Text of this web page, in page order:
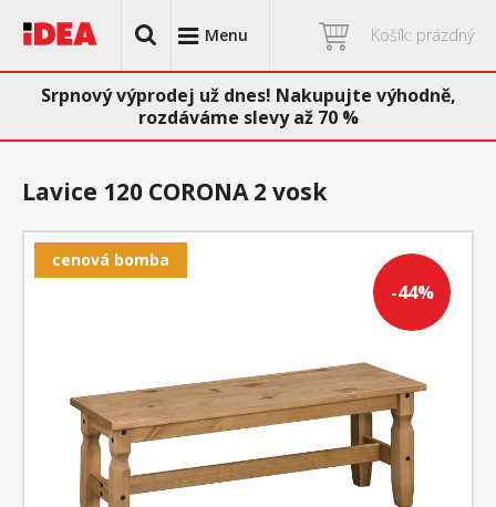
Menu Košík: prázdný
Srpnový výprodej už dnes! Nakupujte výhodně,
rozdáváme slevy až 70 %
-44%
cenová bomba
Lavice 120 CORONA 2 vosk